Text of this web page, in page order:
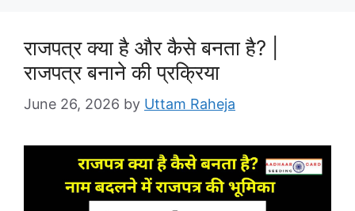
राजपत्र क्या है और कैसे बनता है? |
राजपत्र बनाने की प्रक्रिया
June 26, 2026 by Uttam Raheja